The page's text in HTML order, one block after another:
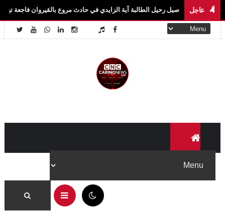
عاجل
رحيل الطالبة آية الزايدي في حادث مروع بالقيروان فاجعة تهزّ سيدي بوزيد.. وفاة